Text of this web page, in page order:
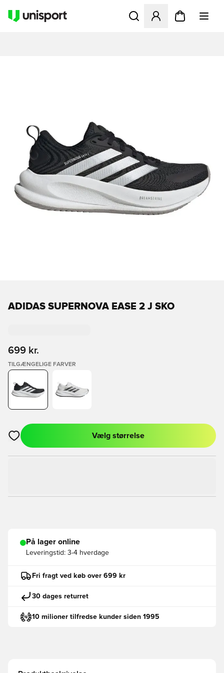
Åbner en Modal til at
ADIDAS SUPERNOVA EASE 2 J SKO
699 kr.
TILGÆNGELIGE FARVER
Åbner en Modal til at logge ind eller tilmelde dig som medlem
Vælg størrelse
På lager online
Leveringstid: 3-4 hverdage
Fri fragt ved køb over 699 kr
30 dages returret
10 milioner tilfredse kunder siden 1995